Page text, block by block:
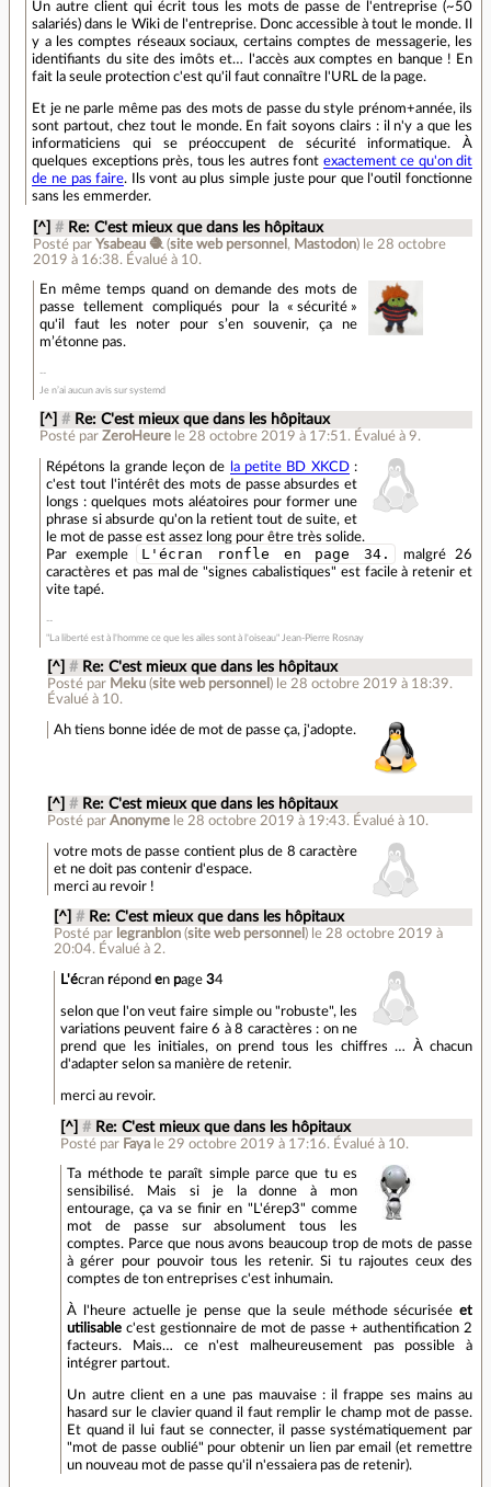
Un autre client qui écrit tous les mots de passe de l'entreprise (~50
salariés) dans le Wiki de l'entreprise. Donc accessible à tout le monde. Il
y a les comptes réseaux sociaux, certains comptes de messagerie, les
identifiants du site des imôts et… l'accès aux comptes en banque ! En
fait la seule protection c'est qu'il faut connaître l'URL de la page.
Et je ne parle même pas des mots de passe du style prénom+année, ils
sont partout, chez tout le monde. En fait soyons clairs : il n'y a que les
informaticiens qui se préoccupent de sécurité informatique. À
quelques exceptions près, tous les autres font exactement ce qu'on dit
de ne pas faire. Ils vont au plus simple juste pour que l'outil fonctionne
sans les emmerder.
[^] # Re: C'est mieux que dans les hôpitaux
Posté par Ysabeau 🧶(site web personnel , Mastodon) le 28 octobre
2019 à 16:38. Évalué à 10.
En même temps quand on demande des mots de
passe tellement compliqués pour la « sécurité »
qu'il faut les noter pour sʼen souvenir, ça ne
mʼétonne pas.
Je n’ai aucun avis sur systemd
[^] # Re: C'est mieux que dans les hôpitaux
Posté parZeroHeure le 28 octobre 2019 à 17:51 . Évalué à9.
Répétons la grande leçon de la petite BD XKCD:
c'est tout l'intérêt des mots de passe absurdes et
longs : quelques mots aléatoires pour former une
phrase si absurde qu'on la retient tout de suite, et
le mot de passe est assez long pour être très solide.
Par exemple
L'écran ronfle en page 34.
malgré 26
caractères et pas mal de "signes cabalistiques" est facile à retenir et
vite tapé.
"La liberté est à l'homme ce que les ailes sont à l'oiseau" Jean-Pierre Rosnay
[^] # Re: C'est mieux que dans les hôpitaux
Posté par Meku(site web personnel ) le 28 octobre 2019 à 18:39.
Évalué à 10.
Ah tiens bonne idée de mot de passe ça, j'adopte.
[^] # Re: C'est mieux que dans les hôpitaux
Posté par Anonyme le 28 octobre 2019 à 19:43. Évalué à 10.
votre mots de passe contient plus de 8 caractère
et ne doit pas contenir d'espace.
merci au revoir !
[^] # Re: C'est mieux que dans les hôpitaux
Posté par legranblon(site web personnel ) le 28 octobre 2019 à
20:04.Évalué à 2.
L'écran répond en page 34
selon que l'on veut faire simple ou "robuste", les
variations peuvent faire 6 à 8 caractères : on ne
prend que les initiales, on prend tous les chiffres … À chacun
d'adapter selon sa manière de retenir.
merci au revoir.
[^] # Re: C'est mieux que dans les hôpitaux
Posté par Faya le 29 octobre 2019 à 17:16. Évalué à 10.
Ta méthode te paraît simple parce que tu es
sensibilisé. Mais si je la donne à mon
entourage, ça va se finir en "L'érep3" comme
mot de passe sur absolument tous les
comptes. Parce que nous avons beaucoup trop de mots de passe
à gérer pour pouvoir tous les retenir. Si tu rajoutes ceux des
comptes de ton entreprises c'est inhumain.
À l'heure actuelle je pense que la seule méthode sécurisée et
utilisable c'est gestionnaire de mot de passe + authentification 2
facteurs. Mais… ce n'est malheureusement pas possible à
intégrer partout.
Un autre client en a une pas mauvaise : il frappe ses mains au
hasard sur le clavier quand il faut remplir le champ mot de passe.
Et quand il lui faut se connecter, il passe systématiquement par
"mot de passe oublié" pour obtenir un lien par email (et remettre
un nouveau mot de passe qu'il n'essaiera pas de retenir).